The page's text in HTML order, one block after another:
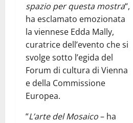
spazio per questa mostra“,
ha esclamato emozionata
la viennese Edda Mally,
curatrice dell’evento che si
svolge sotto l’egida del
Forum di cultura di Vienna
e della Commissione
Europea.
“L’arte del Mosaico– ha